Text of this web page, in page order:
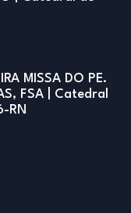
MISSA DO PE.
FSA | Catedral
RN